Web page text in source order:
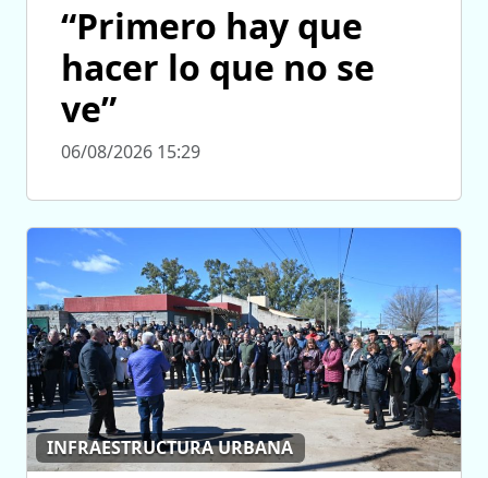
“Primero hay que
hacer lo que no se
ve”
06/08/2026 15:29
INFRAESTRUCTURA URBANA